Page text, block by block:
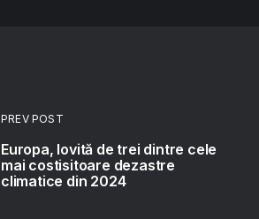
PREV POST
Europa, lovită de trei dintre cele
mai costisitoare dezastre
climatice din 2024